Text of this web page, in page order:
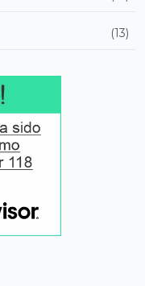
(13)